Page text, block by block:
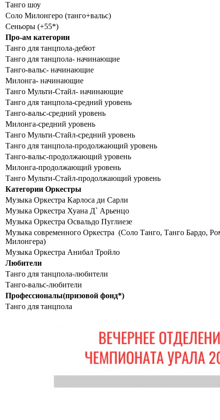
Танго шоу
Соло Милонгеро (танго+вальс)
Сеньоры (+55*)
Про-ам категории
Танго для танцпола-дебют
Танго для танцпола- начинающие
Танго-вальс- начинающие
Милонга- начинающие
Танго Мульти-Стайл- начинающие
Танго для танцпола-средний уровень
Танго-вальс-средний уровень
Милонга-средний уровень
Танго Мульти-Стайл-средний уровень
Танго для танцпола-продолжающий уровень
Танго-вальс-продолжающий уровень
Милонга-продолжающий уровень
Танго Мульти-Стайл-продолжающий уровень
Категории Оркестры
Музыка Оркестра Карлоса ди Сарли
Музыка Оркестра Хуана Д` Арьенцо
Музыка Оркестра Освальдо Пуглиезе
Музыка современного Оркестра (Соло Танго, Танго Бардо,
Милонгера)
Музыка Оркестра Анибал Тройло
Любители
Танго для танцпола-любители
Танго-вальс-любители
Профессионалы(призовой фонд*)
Танго для танцпола